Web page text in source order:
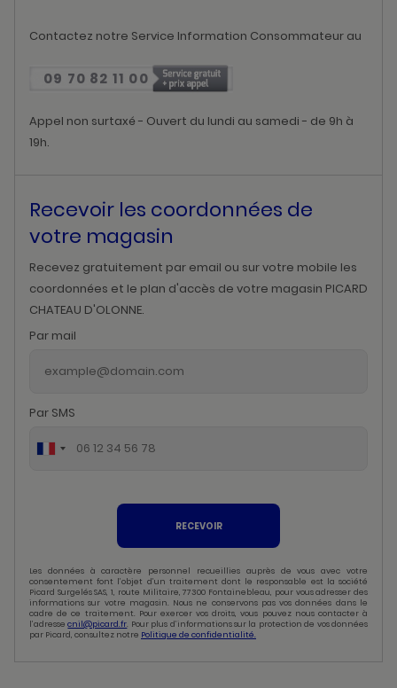
Contactez notre Service Information Consommateur au
09 70 82 11 00
Appel non surtaxé - Ouvert du lundi au samedi - de 9h à
19h.
Recevoir les coordonnées de
votre magasin
Recevez gratuitement par email ou sur votre mobile les
coordonnées et le plan d'accès de votre magasin PICARD
CHATEAU D'OLONNE.
Par mail
Par SMS
RECEVOIR
Les données à caractère personnel recueillies auprès de vous avec votre
consentement font l’objet d’un traitement dont le responsable est la société
Picard Surgelés SAS, 1, route Militaire, 77300 Fontainebleau, pour vous adresser des
informations sur votre magasin. Nous ne conservons pas vos données dans le
cadre de ce traitement. Pour exercer vos droits, vous pouvez nous contacter à
l’adressecnil@picard.fr. Pour plus d’informations sur la protection de vos données
par Picard, consultez notre Politique de confidentialité.